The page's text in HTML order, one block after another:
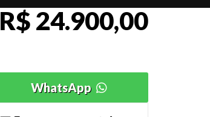
R$ 24.900,00
WhatsApp